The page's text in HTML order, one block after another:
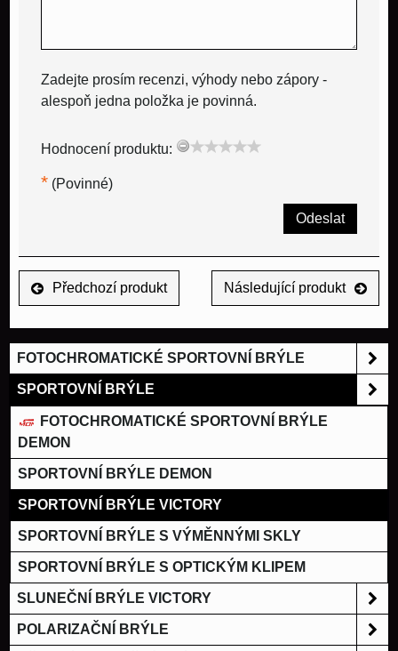
Zadejte prosím recenzi, výhody nebo zápory -
alespoň jedna položka je povinná.
Hodnocení produktu:
* (Povinné)
Odeslat
Předchozí produkt Následující produkt
FOTOCHROMATICKÉ SPORTOVNÍ BRÝLE
SPORTOVNÍ BRÝLE
FOTOCHROMATICKÉ SPORTOVNÍ BRÝLE
DEMON
SPORTOVNÍ BRÝLE DEMON
SPORTOVNÍ BRÝLE VICTORY
SPORTOVNÍ BRÝLE S VÝMĚNNÝMI SKLY
SPORTOVNÍ BRÝLE S OPTICKÝM KLIPEM
SLUNEČNÍ BRÝLE VICTORY
POLARIZAČNÍ BRÝLE